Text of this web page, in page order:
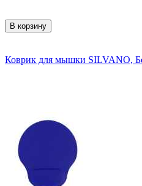
В корзину
Коврик для мышки SILVANO,